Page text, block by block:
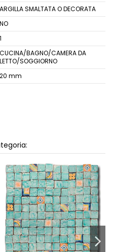
ARGILLA SMALTATA O DECORATA
NO
1
CUCINA/BAGNO/CAMERA DA
LETTO/SOGGIORNO
20 mm